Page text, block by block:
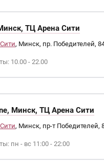
ТЦ Арена Сити
, Минск, пр. Победителей,
10.00 - 22.00
Минск, ТЦ Арена Сити
, Минск, пр-т Победителей,
пн - вс 11:00 - 22:00